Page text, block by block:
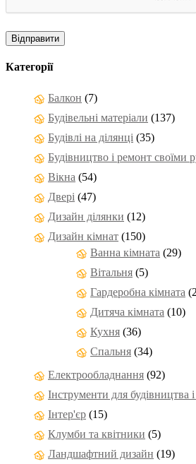
Категорії
Балкон (7)
Будівельні матеріали (137)
Будівлі на ділянці (35)
Будівництво і ремонт своїми
Вікна (54)
Двері (47)
Дизайн ділянки (12)
Дизайн кімнат (150)
Ванна кімната (29)
Вітальня (5)
Гардеробна кімната
Дитяча кімната (10)
Кухня (36)
Спальня (34)
Електрообладнання (92)
Інструменти для будівництва
Інтер'єр (15)
Клумби та квітники (5)
Ландшафтний дизайн (19)